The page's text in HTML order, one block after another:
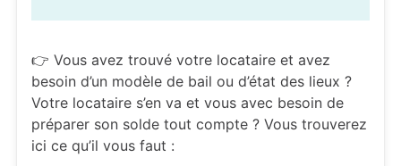
👉 Vous avez trouvé votre locataire et avez
besoin d’un modèle de bail ou d’état des lieux ?
Votre locataire s’en va et vous avec besoin de
préparer son solde tout compte ? Vous trouverez
ici ce qu’il vous faut :